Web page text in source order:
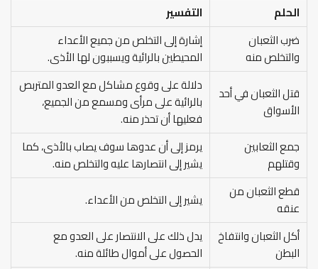
الحلم
التفسير
ضرب الثعبان
والتخلص منه
إشارة إلى التخلص من جميع الأعداء
المحيطين بالرائية ويسببون لها الأذى.
قتل الثعبان في أحد
الأسواق
دلالة على وقوع مشاكل مع العدو المتربص
بالرائية على مرأى ومسمع من الجميع،
فعليها أن تحذر منه.
جمع الثعابين
وقتلهم
يرمز إلى أن عدوها سوف يصاب بالأذى، كما
يشير إلى انتصارها عليه والتخلص منه.
قطع الثعبان من
عنقه
يشير إلى التخلص من الأعداء.
أكل الثعبان وانتفاخ
البطن
يدل ذلك على الانتصار على العدو مع
الحصول على أموال طائلة منه.